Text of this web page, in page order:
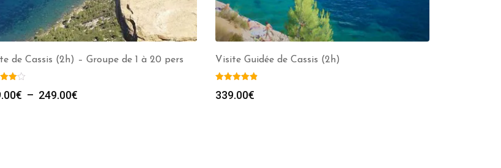
de Cassis (2h) – Groupe de 1 à 20 pers
€ – 249.00€
Visite Guidée de Cassis (2h)
339.00€